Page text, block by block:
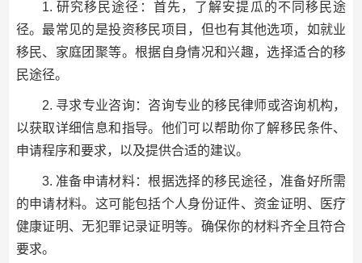
1. 研究移民途径：首先，了解安提瓜的不同移民途
径。最常见的是投资移民项目，但也有其他选项，如就业
移民、家庭团聚等。根据自身情况和兴趣，选择适合的移
民途径。
2. 寻求专业咨询：咨询专业的移民律师或咨询机构，
以获取详细信息和指导。他们可以帮助你了解移民条件、
申请程序和要求，以及提供合适的建议。
3. 准备申请材料：根据选择的移民途径，准备好所需
的申请材料。这可能包括个人身份证件、资金证明、医疗
健康证明、无犯罪记录证明等。确保你的材料齐全且符合
要求。